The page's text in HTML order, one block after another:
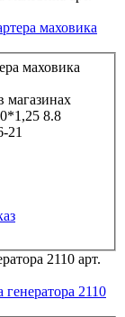
маховика
магазинах
8.8
21
2110